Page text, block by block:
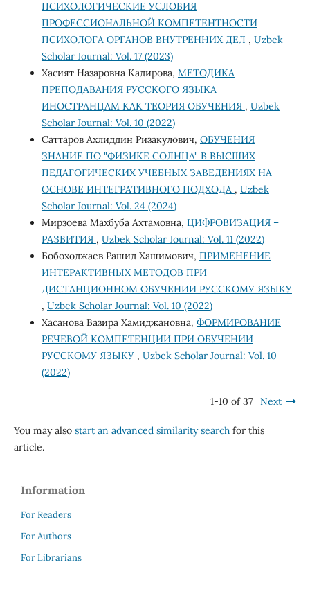
ПСИХОЛОГИЧЕСКИЕ УСЛОВИЯ
ПРОФЕССИОНАЛЬНОЙ КОМПЕТЕНТНОСТИ
ПСИХОЛОГА ОРГАНОВ ВНУТРЕННИХ ДЕЛ , Uzbek
Scholar Journal: Vol. 17 (2023)
Хасият Назаровна Кадирова, МЕТОДИКА
ПРЕПОДАВАНИЯ РУССКОГО ЯЗЫКА
ИНОСТРАНЦАМ КАК ТЕОРИЯ ОБУЧЕНИЯ , Uzbek
Scholar Journal: Vol. 10 (2022)
Саттаров Ахлиддин Ризакулович, ОБУЧЕНИЯ
ЗНАНИЕ ПО "ФИЗИКЕ СОЛНЦА" В ВЫСШИХ
ПЕДАГОГИЧЕСКИХ УЧЕБНЫХ ЗАВЕДЕНИЯХ НА
ОСНОВЕ ИНТЕГРАТИВНОГО ПОДХОДА , Uzbek
Scholar Journal: Vol. 24 (2024)
Мирзоева Махбуба Ахтамовна, ЦИФРОВИЗАЦИЯ –
РАЗВИТИЯ , Uzbek Scholar Journal: Vol. 11 (2022)
Бобоходжаев Рашид Хашимович, ПРИМЕНЕНИЕ
ИНТЕРАКТИВНЫХ МЕТОДОВ ПРИ
ДИСТАНЦИОННОМ ОБУЧЕНИИ РУССКОМУ ЯЗЫКУ
, Uzbek Scholar Journal: Vol. 10 (2022)
Хасанова Вазира Хамиджановна, ФОРМИРОВАНИЕ
РЕЧЕВОЙ КОМПЕТЕНЦИИ ПРИ ОБУЧЕНИИ
РУССКОМУ ЯЗЫКУ , Uzbek Scholar Journal: Vol. 10
(2022)
1-10 of 37 Next
You may also start an advanced similarity searchfor this
article.
Information
For Readers
For Authors
For Librarians